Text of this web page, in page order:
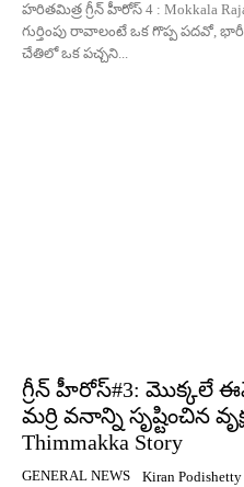
హరితమిత్ర గ్రీన్ హీరోస్ 4 : Mokkala Rajasekhar |
గుర్తింపు రావాలంటే ఒక గొప్ప పదవో,
చేతిలో ఒక పచ్చని...
గ్రీన్ హీరోస్#3: మొక్కలే
మర్రి వనాన్ని సృష్టించిన
Thimmakka Story
GENERAL NEWS Kiran Podishetty